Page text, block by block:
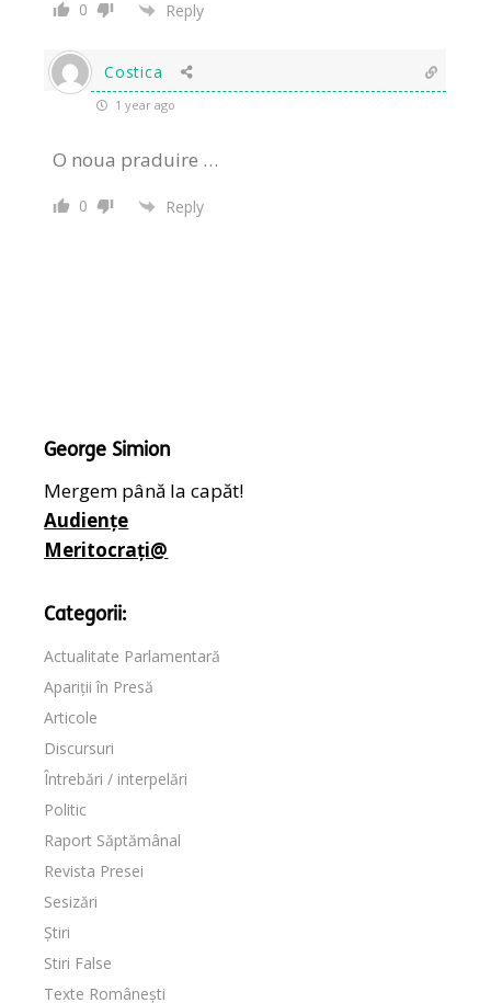
0 Reply
Costica
1 year ago
O noua praduire …
0 Reply
George Simion
Mergem până la capăt!
Audiențe
Meritocrați@
Categorii:
Actualitate Parlamentară
Apariții în Presă
Articole
Discursuri
Întrebări / interpelări
Politic
Raport Săptămânal
Revista Presei
Sesizări
Știri
Stiri False
Texte Românești